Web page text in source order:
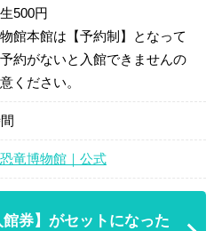
500円
館本館は【予約制】となって
約がないと入館できませんの
ください。
竜博物館｜公式
館券】がセットになった